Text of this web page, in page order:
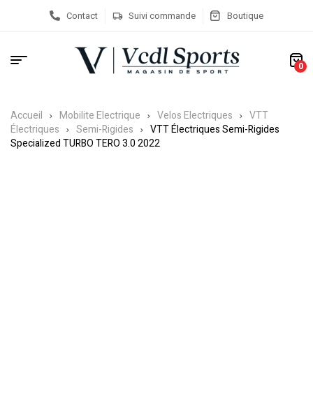
Contact Suivi commande Boutique
0
Accueil Mobilite Electrique Velos Electriques
VTT
Électriques
Semi-Rigides
VTT Électriques Semi-Rigides
Specialized TURBO TERO 3.0 2022